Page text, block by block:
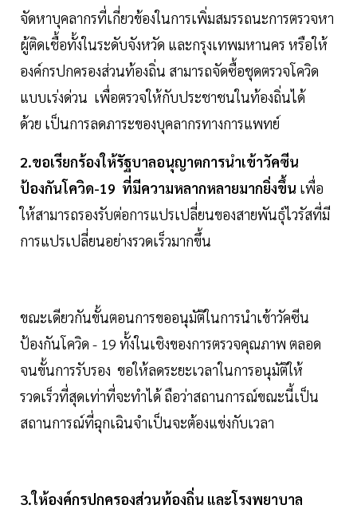
จัดหาบุคลากรที่เกี่ยวข้องในการเพิ่มสมรรถนะการตรวจหา
ผู้ติดเชื้อทั้งในระดับจังหวัด และกรุงเทพมหานคร หรือให้
องค์กรปกครองส่วนท้องถิ่น สามารถจัดซื้อชุดตรวจโควิด
แบบเร่งด่วน เพื่อตรวจให้กับประชาชนในท้องถิ่นได้
ด้วย เป็นการลดภาระของบุคลากรทางการแพทย์
2.ขอเรียกร้องให้รัฐบาลอนุญาตการนำเข้าวัคซีน
ป้องกันโควิด-19 ที่มีความหลากหลายมากยิ่งขึ้น เพื่อ
ให้สามารถรองรับต่อการแปรเปลี่ยนของสายพันธุ์ไวรัสที่มี
การแปรเปลี่ยนอย่างรวดเร็วมากขึ้น
ขณะเดียวกันขั้นตอนการขออนุมัติในการนำเข้าวัคซีน
ป้องกันโควิด - 19 ทั้งในเชิงของการตรวจคุณภาพ ตลอด
จนขั้นการรับรอง ขอให้ลดระยะเวลาในการอนุมัติให้
รวดเร็วที่สุดเท่าที่จะทำได้ ถือว่าสถานการณ์ขณะนี้เป็น
สถานการณ์ที่ฉุกเฉินจำเป็นจะต้องแข่งกับเวลา
3.ให้องค์กรปกครองส่วนท้องถิ่น และโรงพยาบาล